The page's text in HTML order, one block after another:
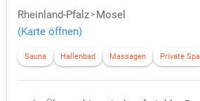
Rheinland-Pfalz
Mosel
(Karte öffnen)
Sauna Hallenbad Massagen Private Spa